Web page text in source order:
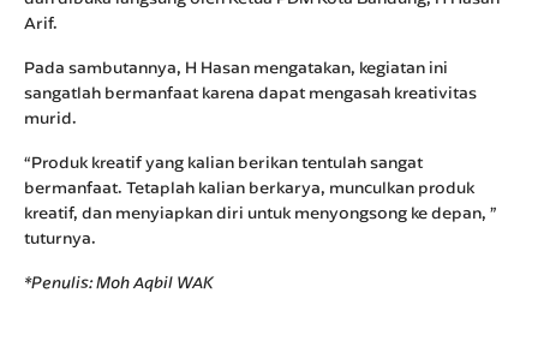
Arif.
Pada sambutannya, H Hasan mengatakan, kegiatan ini
sangatlah bermanfaat karena dapat mengasah kreativitas
murid.
“Produk kreatif yang kalian berikan tentulah sangat
bermanfaat. Tetaplah kalian berkarya, munculkan produk
kreatif, dan menyiapkan diri untuk menyongsong ke depan, ”
tuturnya.
*Penulis: Moh Aqbil WAK